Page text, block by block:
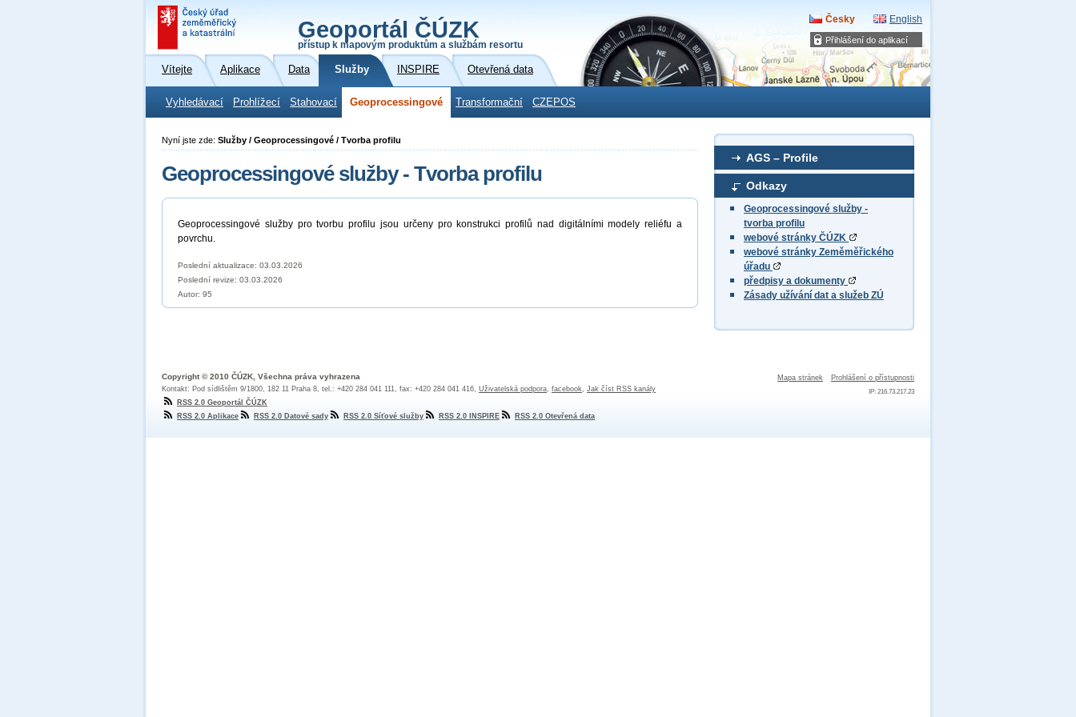
Přihlášení do aplikací
Geoportál ČÚZK
přístup k mapovým produktům a službám resortu
Česky English
Vítejte Aplikace Data Služby INSPIRE Otevřená data
Vyhledávací Prohlížecí Stahovací Geoprocessingové Transformační CZEPOS
AGS – Profile
Odkazy
Geoprocessingové služby -
tvorba profilu
webové stránky ČÚZK
webové stránky Zeměměřického
úřadu
předpisy a dokumenty
Zásady užívání dat a služeb ZÚ
Nyní jste zde: Služby / Geoprocessingové / Tvorba profilu
Geoprocessingové služby - Tvorba profilu
Geoprocessingové služby pro tvorbu profilu jsou určeny pro konstrukci profilů nad digitálními modely reliéfu a
povrchu.
Poslední aktualizace: 03.03.2026
Poslední revize: 03.03.2026
Autor: 95
Mapa stránek Prohlášení o přístupnosti
IP: 216.73.217.23
Copyright © 2010 ČÚZK, Všechna práva vyhrazena
Kontakt: Pod sídlištěm 9/1800, 182 11 Praha 8, tel.: +420 284 041 111, fax: +420 284 041 416, Uživatelská podpora, facebook, Jak číst RSS kanály
RSS 2.0 Geoportál ČÚZK
RSS 2.0 Aplikace
RSS 2.0 Datové sady RSS 2.0 Síťové služby RSS 2.0 INSPIRE RSS 2.0 Otevřená data